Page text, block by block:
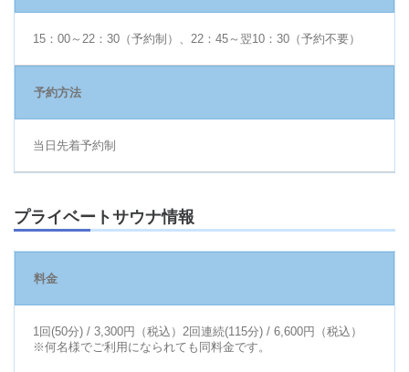
15：00～22：30（予約制）、22：45～翌10：30（予約不要）
予約方法
当日先着予約制
プライベートサウナ情報
料金
1回(50分) / 3,300円（税込）2回連続(115分) / 6,600円（税込）
※何名様でご利用になられても同料金です。